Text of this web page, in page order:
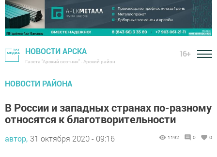
НОВОСТИ АРСКА
Газета "Арский вестник" - Арский район
16+
НОВОСТИ РАЙОНА
В России и западных странах по-разному
относятся к благотворительности
автор, 31 октября 2020 - 09:16 1192 0 0